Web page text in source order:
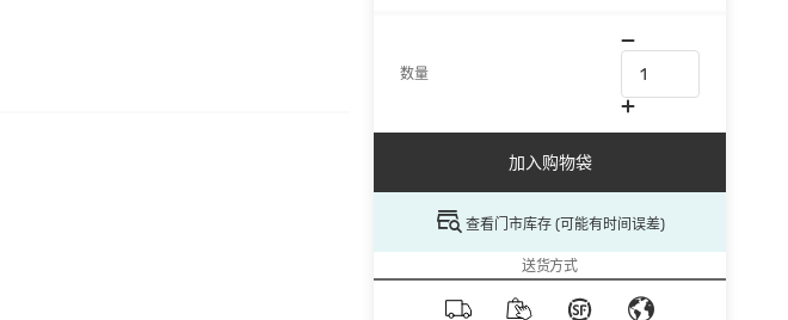
数量
加入购物袋
查看门市库存 (可能有时间误差)
送货方式